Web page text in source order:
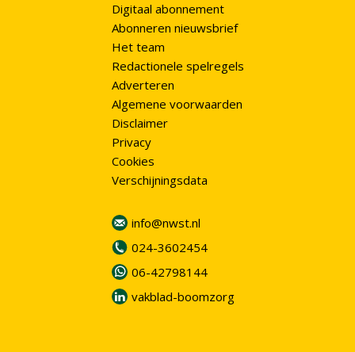
Digitaal abonnement
Abonneren nieuwsbrief
Het team
Redactionele spelregels
Adverteren
Algemene voorwaarden
Disclaimer
Privacy
Cookies
Verschijningsdata
info@nwst.nl
024-3602454
06-42798144
vakblad-boomzorg